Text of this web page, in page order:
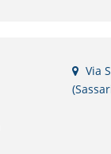
Via